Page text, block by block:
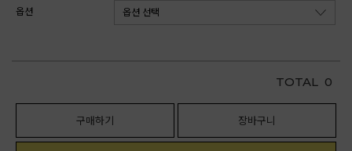
옵션
TOTAL 0
구매하기 장바구니